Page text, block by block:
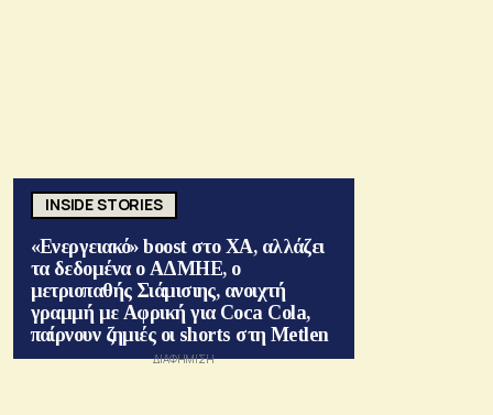
INSIDE STORIES
«Ενεργειακό» boost στο ΧΑ, αλλάζει
τα δεδομένα ο ΑΔΜΗΕ, ο
μετριοπαθής Σιάμισιης, ανοιχτή
γραμμή με Αφρική για Coca Cola,
παίρνουν ζημιές οι shorts στη Metlen